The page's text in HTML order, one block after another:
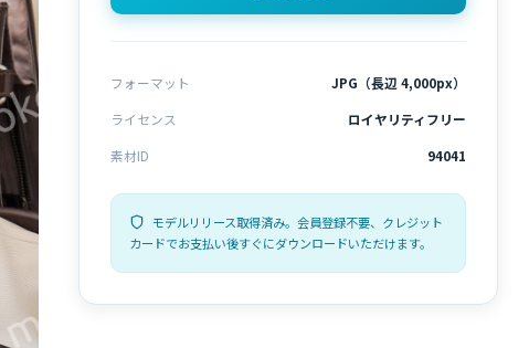
フォーマット
JPG（長辺 4,000px）
ライセンス
ロイヤリティフリー
素材ID
94041
モデルリリース取得済み。会員登録不要、クレジット
カードでお支払い後すぐにダウンロードいただけます。